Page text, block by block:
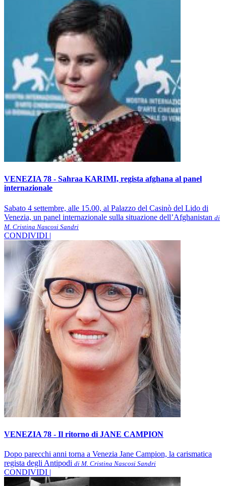
VENEZIA 78 - Sahraa KARIMI, regista afghana al panel
internazionale
Sabato 4 settembre, alle 15.00, al Palazzo del Casinò del Lido di
Venezia, un panel internazionale sulla situazione dell’Afghanistan di
M. Cristina Nascosi Sandri
CONDIVIDI |
VENEZIA 78 - Il ritorno di JANE CAMPION
Dopo parecchi anni torna a Venezia Jane Campion, la carismatica
regista degli Antipodi di M. Cristina Nascosi Sandri
CONDIVIDI |